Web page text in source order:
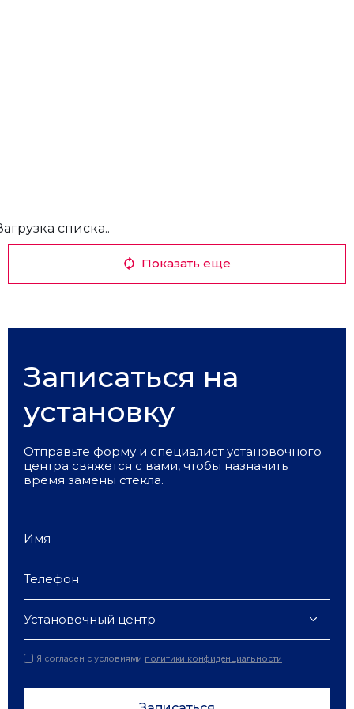
списка..
Показать еще
Записаться на
установку
Отправьте форму и специалист установочного
центра свяжется с вами, чтобы назначить
время замены стекла.
Установочный центр
Я согласен с условиями политики конфиденциальности